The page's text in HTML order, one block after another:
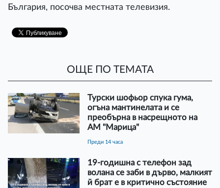
България, посочва местната телевизия.
ОЩЕ ПО ТЕМАТА
Турски шофьор спука гума,
огъна мантинелата и се
преобърна в насрещното на
АМ "Марица"
преди 14 часа
19-годишна с телефон зад
волана се заби в дърво, малкият
й брат е в критично състояние